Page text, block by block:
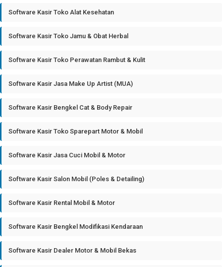
Software Kasir Toko Alat Kesehatan
Software Kasir Toko Jamu & Obat Herbal
Software Kasir Toko Perawatan Rambut & Kulit
Software Kasir Jasa Make Up Artist (MUA)
Software Kasir Bengkel Cat & Body Repair
Software Kasir Toko Sparepart Motor & Mobil
Software Kasir Jasa Cuci Mobil & Motor
Software Kasir Salon Mobil (Poles & Detailing)
Software Kasir Rental Mobil & Motor
Software Kasir Bengkel Modifikasi Kendaraan
Software Kasir Dealer Motor & Mobil Bekas